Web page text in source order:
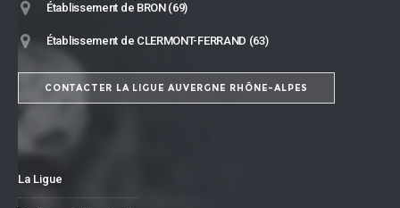
Établissement de BRON (69)
Établissement de CLERMONT-FERRAND (63)
CONTACTER LA LIGUE AUVERGNE RHÔNE-ALPES
La Ligue